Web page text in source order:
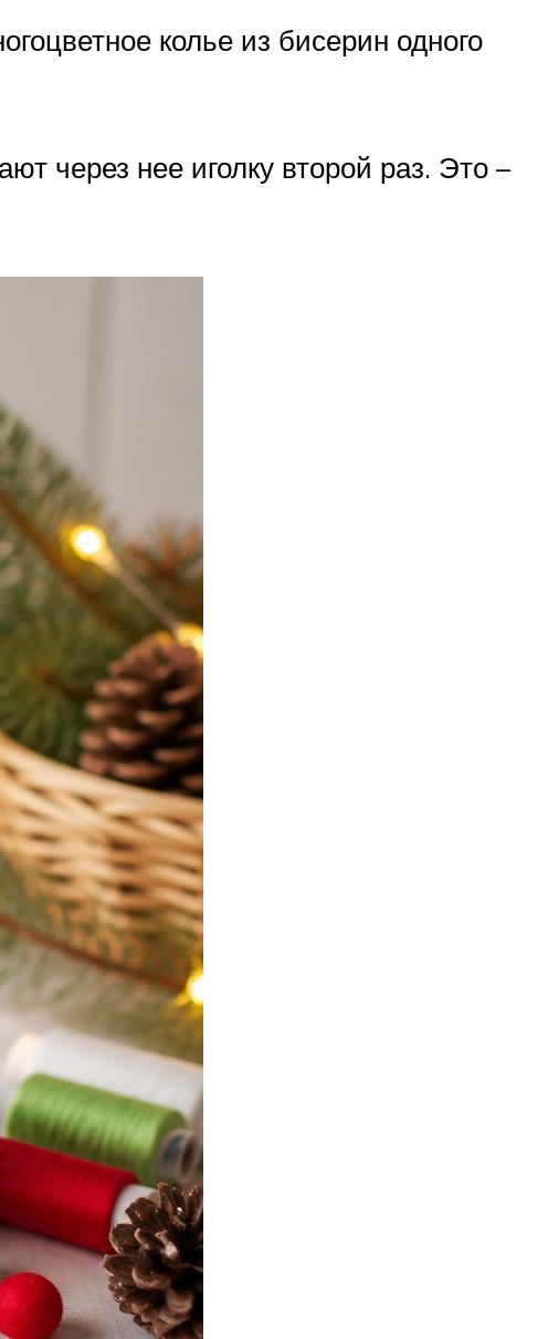
колье из бисерин одного
через нее иголку второй раз. Это –